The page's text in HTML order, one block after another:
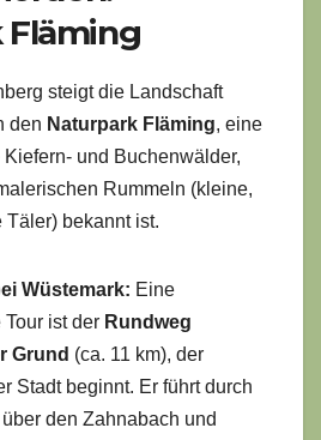
Fläming
steigt die Landschaft
den Naturpark Fläming, eine
und Buchenwälder,
Rummeln (kleine,
bekannt ist.
Wüstemark: Eine
Tour ist der Rundweg
Grund (ca. 11 km), der
Stadt beginnt. Er führt durch
den Zahnabach und